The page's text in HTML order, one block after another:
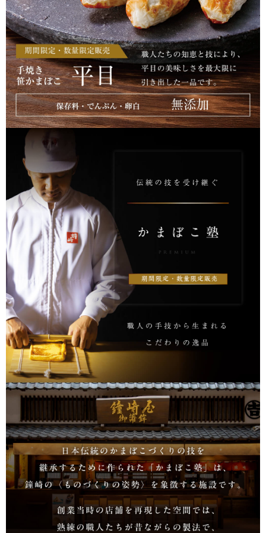
ット
お誕生日祝い・長寿祝い ごはんのおとも
晩酌のおとも
季節のかねささ とうも
特選詰合せ
かねささ かねささ定期便
味ささ 旨揚げ
伊達揚げ とうもろこし黄金比揚げ
季節のかねささ たけの
こ
季節のかねささ（せり）
シープロテイン
牛たん かねざき 牛たん メンチ
はらこ飯物語 鐘崎屋の天然だし
まるでお好み焼き 手提げ袋